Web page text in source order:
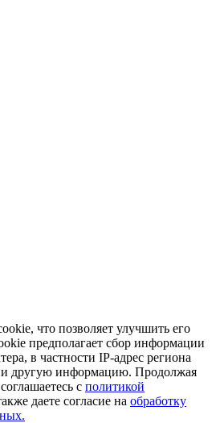
что позволяет улучшить его
предполагает сбор информации
в частности IP-адрес региона
и другую информацию. Продолжая
с политикой
даете согласие на обработку